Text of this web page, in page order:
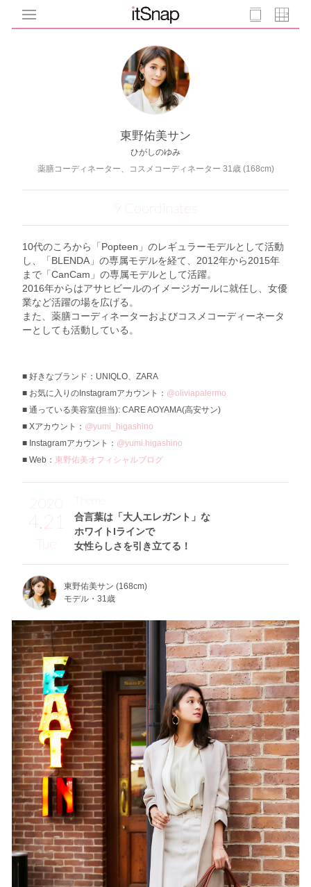
東野佑美サン
ひがしのゆみ
薬膳コーディネーター、コスメコーディネーター 31歳 (168cm)
9 Coordinates
10代のころから「Popteen」のレギュラーモデルとして活動
し、「BLENDA」の専属モデルを経て、2012年から2015年
まで「CanCam」の専属モデルとして活躍。
2016年からはアサヒビールのイメージガールに就任し、女優
業など活躍の場を広げる。
また、薬膳コーディネーターおよびコスメコーディーネータ
ーとしても活動している。
好きなブランド：UNIQLO、ZARA
お気に入りのInstagramアカウント： @oliviapalermo
通っている美容室(担当): CARE AOYAMA(高安サン)
Xアカウント： @yumi_higashino
Instagramアカウント： @yumi.higashino
Web： 東野佑美オフィシャルブログ
4.21
Tue
合言葉は「大人エレガント」な
ホワイトIラインで
女性らしさを引き立てる！
Theme
東野佑美サン (168cm)
モデル・31歳